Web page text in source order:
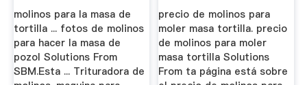
molinos para la masa de
tortilla ... fotos de molinos
para hacer la masa de
pozol Solutions From
SBM.Esta ... Trituradora de
precio de molinos para
moler masa tortilla. precio
de molinos para moler
masa tortilla Solutions
From ta página está sobre